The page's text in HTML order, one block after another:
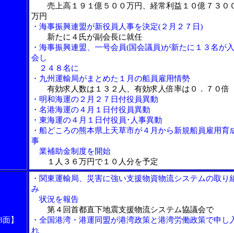
売上高１９１億５００万円、経常利益１０億７３０
万円
・海事振興連盟が新役員人事を決定(２月２７日)
新たに４氏が副会長に就任
・海事振興連盟、一号会員(国会議員)が新たに１３名が入
会し
２４８名に
・九州運輸局がまとめた１月の船員雇用情勢
有効求人数は１３２人、有効求人倍率は０．７０倍
・明和海運の２月２７日付役員異動
・名港海運の４月１日付役員異動
・東海運の４月１日付役員･人事異動
・船どころの熊本県上天草市が４月から新規船員雇用育
事
業補助金制度を開始
１人３６万円で１０人分を予定
】
・関東運輸局、災害に強い支援物資物流システムの取り
み
状況を報告
第４回首都直下地震支援物流システム協議会で
・全国港湾・港運同盟が港湾政策と港湾労働政策で申し
れ